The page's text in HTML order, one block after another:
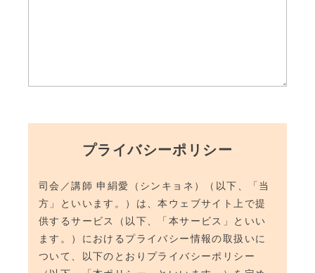
プライバシーポリシー
司会／講師 申絹愛（シンキョネ）（以下、「当
方」といいます。）は、本ウェブサイト上で提
供するサービス（以下、「本サービス」といい
ます。）におけるプライバシー情報の取扱いに
ついて、以下のとおりプライバシーポリシー